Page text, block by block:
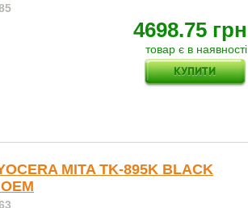
4698.75 грн
товар є в наявності
MITA TK-895K BLACK